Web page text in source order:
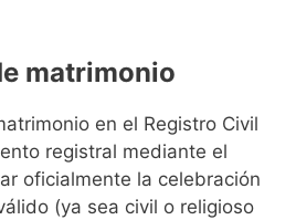
matrimonio
en el Registro Civil
registral mediante el
oficialmente la celebración
(ya sea civil o religioso